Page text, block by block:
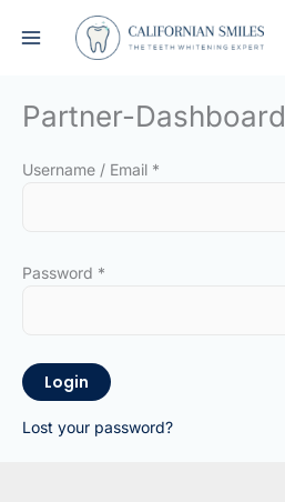
Inhalt
Partner-Dashboard
Username / Email *
Password *
Login
Lost your password?